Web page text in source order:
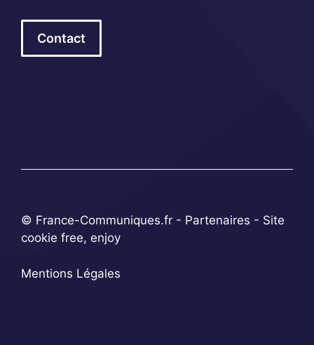
Contact
© France-Communiques.fr - Partenaires - Site
cookie free, enjoy
Mentions Légales